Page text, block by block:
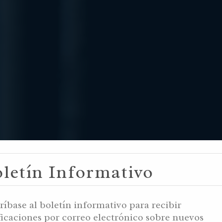
Y
Informativo
al boletín informativo para recibir
por correo electrónico sobre nuevos